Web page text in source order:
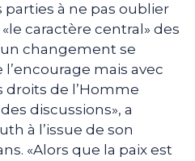
parties à ne pas oublier
caractère central» des
un changement se
mais avec
droits de l’Homme
discussions», a
à l’issue de son
«Alors que la paix est